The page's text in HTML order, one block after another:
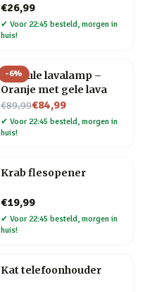
€26,99
✔ Voor 22:45 besteld, morgen in
huis!
-6%
Capsule lavalamp –
Oranje met gele lava
€89,99
Nu voor€84,99
✔ Voor 22:45 besteld, morgen in
huis!
Krab flesopener
€19,99
✔ Voor 22:45 besteld, morgen in
huis!
Kat telefoonhouder